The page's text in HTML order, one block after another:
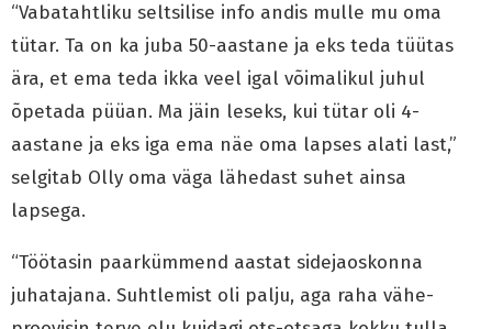
“Vabatahtliku seltsilise info andis mulle mu oma
tütar. Ta on ka juba 50-aastane ja eks teda tüütas
ära, et ema teda ikka veel igal võimalikul juhul
õpetada püüan. Ma jäin leseks, kui tütar oli 4-
aastane ja eks iga ema näe oma lapses alati last,”
selgitab Olly oma väga lähedast suhet ainsa
lapsega.
“Töötasin paarkümmend aastat sidejaoskonna
juhatajana. Suhtlemist oli palju, aga raha vähe-